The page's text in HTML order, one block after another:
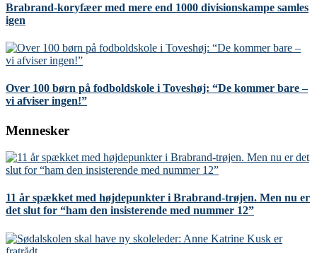
Brabrand-koryfæer med mere end 1000 divisionskampe samles
igen
Over 100 børn på fodboldskole i Toveshøj: “De kommer bare –
vi afviser ingen!”
Mennesker
11 år spækket med højdepunkter i Brabrand-trøjen. Men nu er
det slut for “ham den insisterende med nummer 12”